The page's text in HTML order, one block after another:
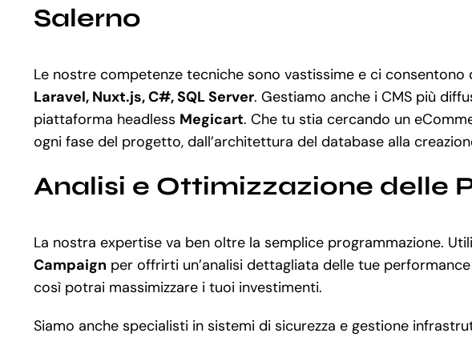
Salerno
Le nostre competenze tecniche sono vastissime e ci consentono
Laravel, Nuxt.js, C#, SQL Server. Gestiamo anche i CMS più
piattaforma headless Megicart. Che tu stia cercando un
ogni fase del progetto, dall’architettura del database alla
Analisi e Ottimizzazione delle
La nostra expertise va ben oltre la semplice programmazione.
Campaign per offrirti un’analisi dettagliata delle tue
così potrai massimizzare i tuoi investimenti.
Siamo anche specialisti in sistemi di sicurezza e gestione